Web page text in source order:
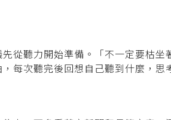
從聽力開始準備。「不一定要枯
每次聽完後回想自己聽到什麼，